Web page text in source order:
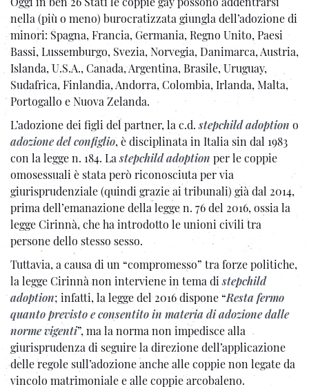
nella (più o meno) burocratizzata giungla dell’adozione di
minori: Spagna, Francia, Germania, Regno Unito, Paesi
Bassi, Lussemburgo, Svezia, Norvegia, Danimarca, Austria,
Islanda, U.S.A., Canada, Argentina, Brasile, Uruguay,
Sudafrica, Finlandia, Andorra, Colombia, Irlanda, Malta,
Portogallo e Nuova Zelanda.
L’adozione dei figli del partner, la c.d.stepchild adoption o
adozione delconfiglio, è disciplinata in Italia sin dal 1983
con la legge n. 184. Lastepchild adoption per le coppie
omosessuali è stata però riconosciuta per via
giurisprudenziale (quindi grazie ai tribunali) già dal 2014,
prima dell’emanazione della legge n. 76 del 2016, ossia la
legge Cirinnà, che ha introdotto le unioni civili tra
persone dello stesso sesso.
Tuttavia, a causa di un “compromesso” tra forze politiche,
la legge Cirinnà non interviene in tema distepchild
adoption; infatti, la legge del 2016 dispone “Resta fermo
quanto previsto e consentito in materia di adozione dalle
norme vigenti”, ma la norma non impedisce alla
giurisprudenza di seguire la direzione dell’applicazione
delle regole sull’adozione anche alle coppie non legate da
vincolo matrimoniale e alle coppie arcobaleno.